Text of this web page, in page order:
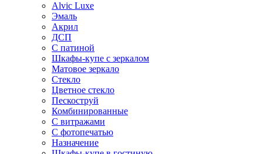
Alvic Luxe
Эмаль
Акрил
ДСП
С патиной
Шкафы-купе с зеркалом
Матовое зеркало
Стекло
Цветное стекло
Пескоструй
Комбинированные
С витражами
С фотопечатью
Назначение